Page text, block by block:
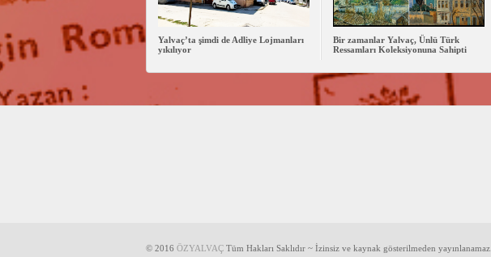
Yalvaç’ta şimdi de Adliye Lojmanları
yıkılıyor
Bir zamanlar Yalvaç, Ünlü Türk
Ressamları Koleksiyonuna Sahipti
© 2016 ÖZYALVAÇTüm Hakları Saklıdır ~ İzinsiz ve kaynak gösterilmeden yayınlanamaz.